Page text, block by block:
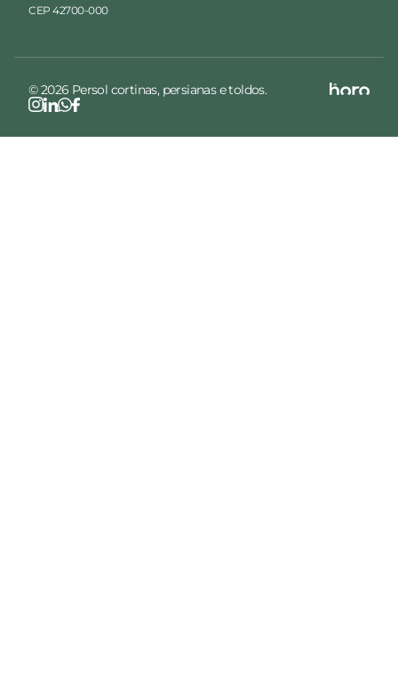
CEP 42700-000
© 2026 Persol cortinas, persianas e toldos.